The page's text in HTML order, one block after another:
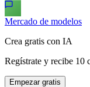
Mercado de modelos
Crea gratis con IA
Regístrate y recibe 10
Empezar gratis